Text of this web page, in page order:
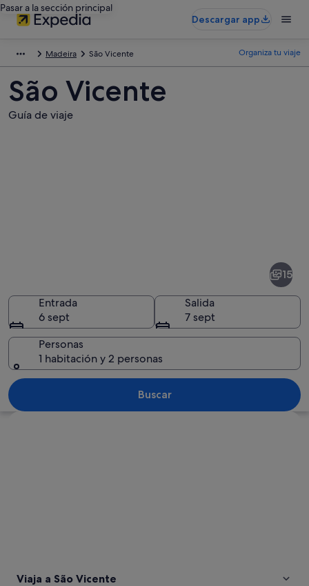
Pasar a la sección principal
Descargar app
Madeira São Vicente Organiza tu viaje
São Vicente
Guía de viaje
Un restaurante frente al mar con
15
Entrada
6 sept
Salida
7 sept
Personas
1 habitación y 2 personas
Buscar
Viaja a São Vicente